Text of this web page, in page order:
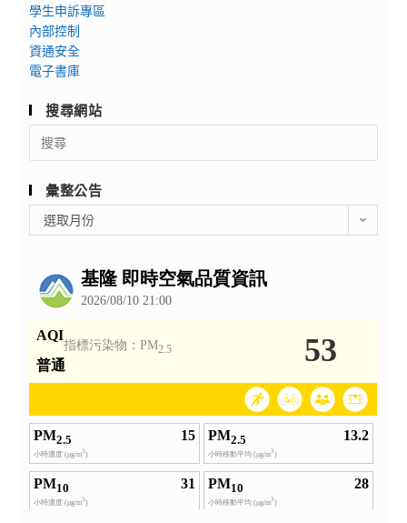
學生申訴專區
內部控制
資通安全
電子書庫
搜尋網站
Search
for:
彙整公告
整
選取月份